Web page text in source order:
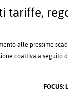
tariffe,
alle prossime
coattiva a seguito
FOCUS: